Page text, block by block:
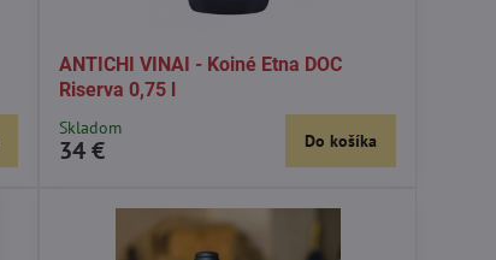
ANTICHI VINAI - Koiné Etna DOC
Riserva 0,75 l
Skladom
34 € Do košíka